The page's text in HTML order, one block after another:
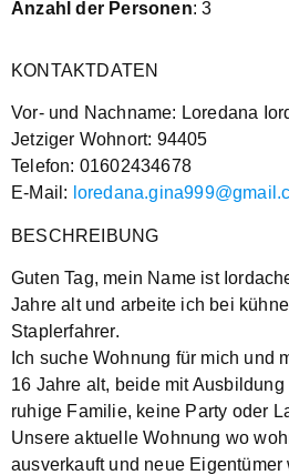
Anzahl der Personen: 3
KONTAKTDATEN
Vor- und Nachname: Loredana
Jetziger Wohnort: 94405
Telefon: 01602434678
E-Mail:
BESCHREIBUNG
Guten Tag, mein Name ist
Jahre alt und arbeite ich bei
Staplerfahrer.
Ich suche Wohnung für mich und
16 Jahre alt, beide mit
ruhige Familie, keine Party oder
Unsere aktuelle Wohnung wo
ausverkauft und neue